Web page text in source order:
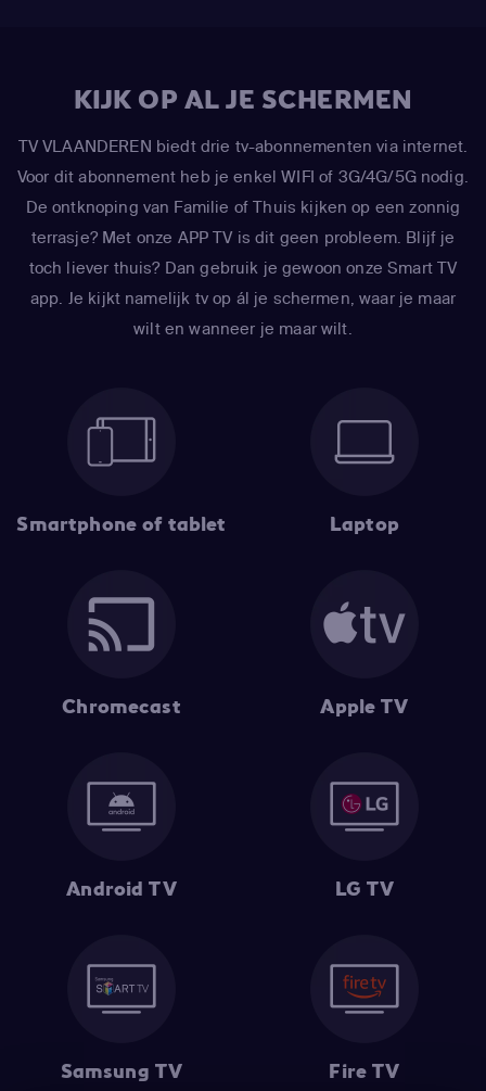
KIJK OP AL JE SCHERMEN
TV VLAANDEREN biedt drie tv-abonnementen via internet.
Voor dit abonnement heb je enkel WIFI of 3G/4G/5G nodig.
De ontknoping van Familie of Thuis kijken op een zonnig
terrasje? Met onze APP TV is dit geen probleem. Blijf je
toch liever thuis? Dan gebruik je gewoon onze Smart TV
app. Je kijkt namelijk tv op ál je schermen, waar je maar
wilt en wanneer je maar wilt.
Smartphone of tablet Laptop
Chromecast Apple TV
Android TV LG TV
Samsung TV Fire TV